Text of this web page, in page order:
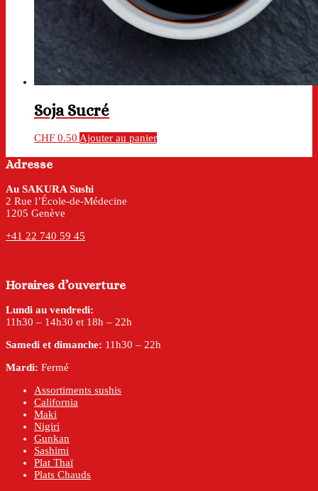
Soja Sucré
CHF 0.50 Ajouter au panier
Adresse
Au SAKURA Sushi
2 Rue l’École-de-Médecine
1205 Genève
+41 22 740 59 45
Horaires d’ouverture
Lundi au vendredi:
11h30 – 14h30 et 18h – 22h
Samedi et dimanche: 11h30 – 22h
Mardi: Fermé
Assortiments sushis
California
Maki
Nigiri
Gunkan
Sashimi
Plat Thaï
Plats Chauds